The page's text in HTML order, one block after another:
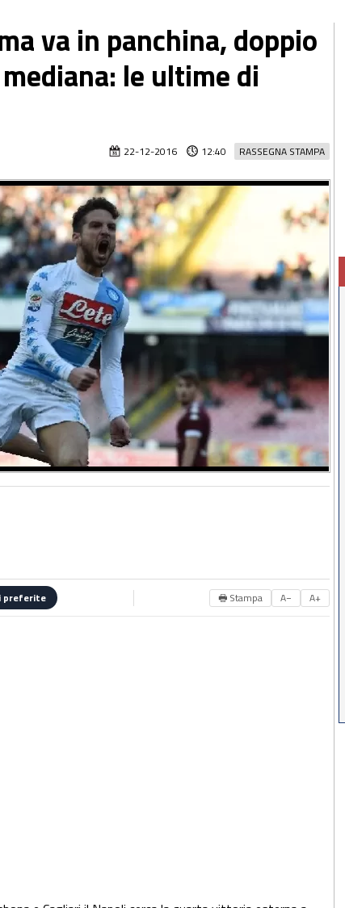
va in panchina, doppio
le ultime di
RASSEGNA STAMPA
22-12-2016 12:40
preferite 🖶 Stampa A− A+